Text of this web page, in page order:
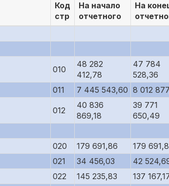
Код
стр
На начало
отчетного
На
010
48 282
412,78
47 784
528,36
011 7 445 543,60 8 012
012
40 836
869,18
39 771
650,49
020 179 691,86
179
021 34 456,03
42
022 145 235,83 137